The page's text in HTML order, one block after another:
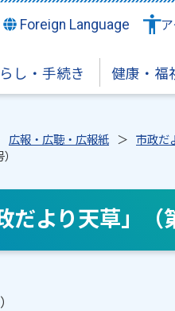
Foreign Language
し・手続き 健康・福
広報・広聴・広報紙 市政だ
より天草」（